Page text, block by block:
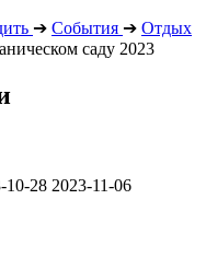
➔ События ➔ Отдых
саду 2023
10-28 2023-11-06